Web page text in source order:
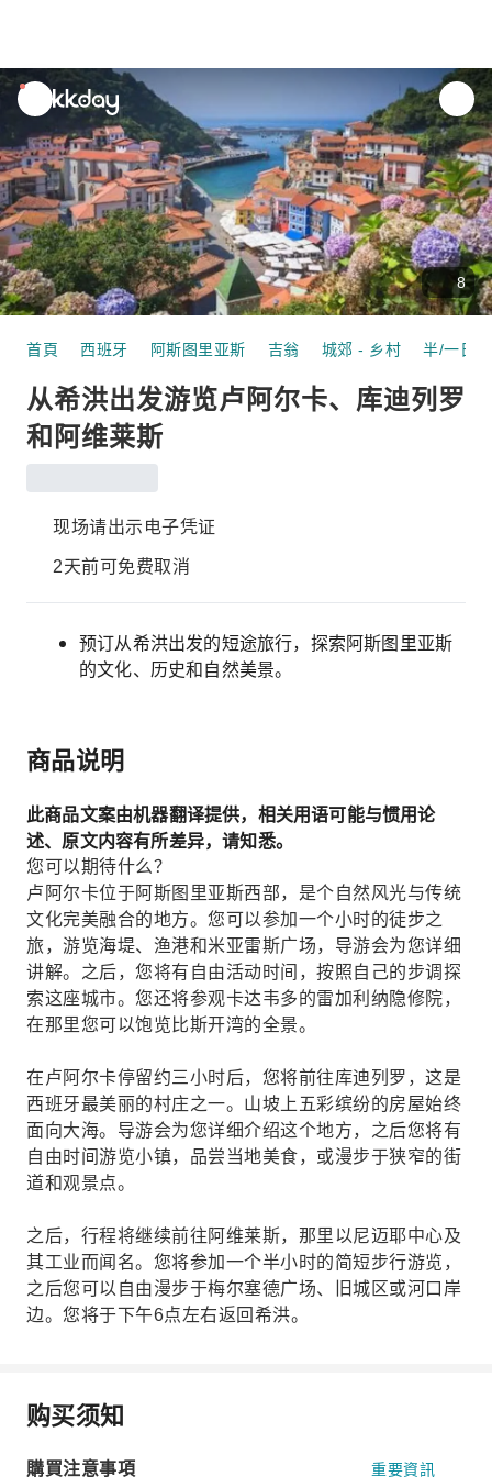
unread
notifications
8
首頁 西班牙 阿斯图里亚斯 吉翁 城郊 - 乡村 半/一日游
从希洪出发游览卢阿尔卡、库迪列罗
和阿维莱斯
现场请出示电子凭证
2天前可免费取消
预订从希洪出发的短途旅行，探索阿斯图里亚斯
的文化、历史和自然美景。
商品说明
此商品文案由机器翻译提供，相关用语可能与惯用论
述、原文内容有所差异，请知悉。
您可以期待什么？
卢阿尔卡位于阿斯图里亚斯西部，是个自然风光与传统
文化完美融合的地方。您可以参加一个小时的徒步之
旅，游览海堤、渔港和米亚雷斯广场，导游会为您详细
讲解。之后，您将有自由活动时间，按照自己的步调探
索这座城市。您还将参观卡达韦多的雷加利纳隐修院，
在那里您可以饱览比斯开湾的全景。
在卢阿尔卡停留约三小时后，您将前往库迪列罗，这是
西班牙最美丽的村庄之一。山坡上五彩缤纷的房屋始终
面向大海。导游会为您详细介绍这个地方，之后您将有
自由时间游览小镇，品尝当地美食，或漫步于狭窄的街
道和观景点。
之后，行程将继续前往阿维莱斯，那里以尼迈耶中心及
其工业而闻名。您将参加一个半小时​​的简短步行游览，
之后您可以自由漫步于梅尔塞德广场、旧城区或河口岸
边。您将于下午6点左右返回希洪。
购买须知
購買注意事項 重要資訊